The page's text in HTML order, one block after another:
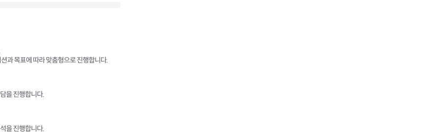
과 목표에 따라 맞춤형으로 진행합니다.
을 진행합니다.
을 진행합니다.